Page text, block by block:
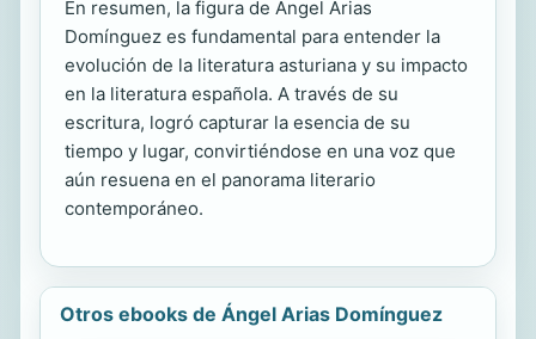
En resumen, la figura de Ángel Arias
Domínguez es fundamental para entender la
evolución de la literatura asturiana y su impacto
en la literatura española. A través de su
escritura, logró capturar la esencia de su
tiempo y lugar, convirtiéndose en una voz que
aún resuena en el panorama literario
contemporáneo.
Otros ebooks de Ángel Arias Domínguez